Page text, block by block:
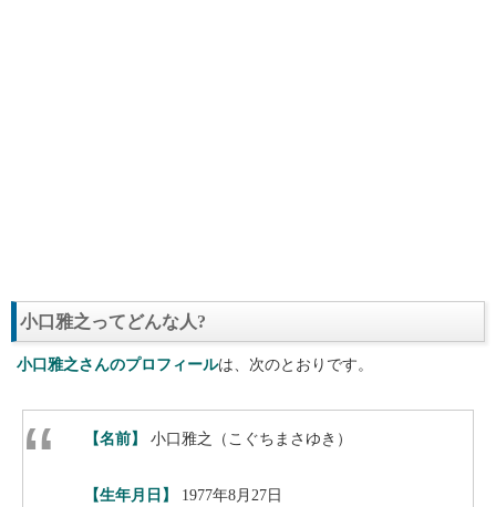
小口雅之ってどんな人?
小口雅之さんのプロフィールは、次のとおりです。
【名前】 小口雅之（こぐちまさゆき）
【生年月日】 1977年8月27日